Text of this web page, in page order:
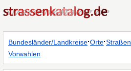
Bundesländer/Landkreise·Orte·Straßen
Vorwahlen